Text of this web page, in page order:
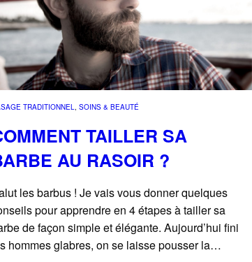
TRADITIONNEL, SOINS & BEAUTÉ
TAILLER SA
AU RASOIR ?
les barbus ! Je vais vous donner quelques
pour apprendre en 4 étapes à tailler sa
de façon simple et élégante. Aujourd’hui fini
hommes glabres, on se laisse pousser la…